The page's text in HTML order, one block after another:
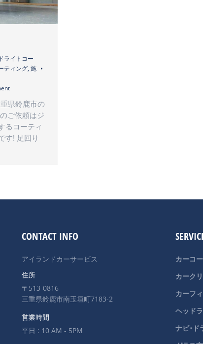
ライトコー
ティング, 施
県鈴鹿市の
ご依頼はジ
るコーティ
す! 足回り
CONTACT INFO
アイランドカーサービス
住所
〒513-0816
三重県鈴鹿市南玉垣町7183-2
営業時間
平日 : 10 AM - 5PM
カーコ
カーク
カーフ
ヘッド
ナビ･ド